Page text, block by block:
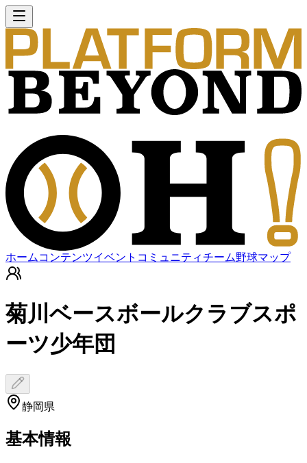
ホーム コンテンツイベント コミュニティチーム野球マップ
菊川ベースボールクラブスポ
ーツ少年団
静岡県
基本情報